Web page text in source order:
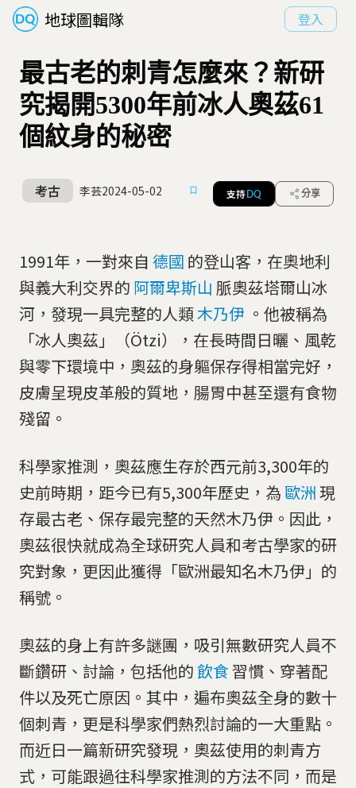
地球圖輯隊 登入
最古老的刺青怎麼來？新研
究揭開5300年前冰人奧茲61
個紋身的秘密
考古 李芸2024-05-02 支持 DQ 分享
1991年，一對來自 德國 的登山客，在奧地利
與義大利交界的 阿爾卑斯山 脈奧茲塔爾山冰
河，發現一具完整的人類木乃伊 。他被稱為
「冰人奧茲」（Ötzi），在長時間日曬、風乾
與零下環境中，奧茲的身軀保存得相當完好，
皮膚呈現皮革般的質地，腸胃中甚至還有食物
殘留。
科學家推測，奧茲應生存於西元前3,300年的
史前時期，距今已有5,300年歷史，為 歐洲現
存最古老、保存最完整的天然木乃伊。因此，
奧茲很快就成為全球研究人員和考古學家的研
究對象，更因此獲得「歐洲最知名木乃伊」的
稱號。
奧茲的身上有許多謎團，吸引無數研究人員不
斷鑽研、討論，包括他的飲食習慣、穿著配
件以及死亡原因。其中，遍布奧茲全身的數十
個刺青，更是科學家們熱烈討論的一大重點。
而近日一篇新研究發現，奧茲使用的刺青方
式，可能跟過往科學家推測的方法不同，而是